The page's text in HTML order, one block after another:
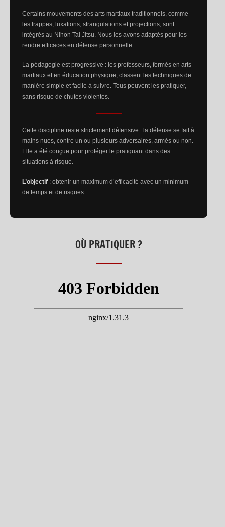
Certains mouvements des arts martiaux traditionnels, comme
les frappes, luxations, strangulations et projections, sont
intégrés au Nihon Tai Jitsu. Nous les avons adaptés pour les
rendre efficaces en défense personnelle.
La pédagogie est progressive : les professeurs, formés en arts
martiaux et en éducation physique, classent les techniques de
manière simple et facile à suivre. Tous peuvent les pratiquer,
sans risque de chutes violentes.
Cette discipline reste strictement défensive : la défense se fait à
mains nues, contre un ou plusieurs adversaires, armés ou non.
Elle a été conçue pour protéger le pratiquant dans des
situations à risque.
L’objectif : obtenir un maximum d’efficacité avec un minimum
de temps et de risques.
OÙ PRATIQUER ?